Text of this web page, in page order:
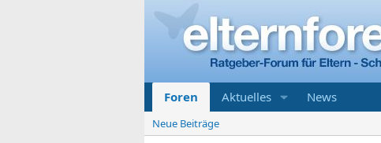
Foren Aktuelles News
Neue Beiträge